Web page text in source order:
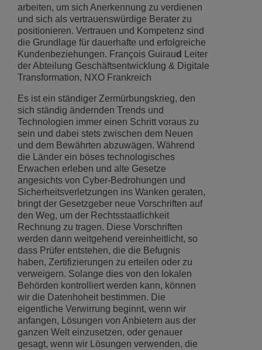
arbeiten, um sich Anerkennung zu verdienen
und sich als vertrauenswürdige Berater zu
positionieren. Vertrauen und Kompetenz sind
die Grundlage für dauerhafte und erfolgreiche
Kundenbeziehungen. François Guiraud Leiter
der Abteilung Geschäftsentwicklung & Digitale
Transformation, NXO Frankreich
Es ist ein ständiger Zermürbungskrieg, den
sich ständig ändernden Trends und
Technologien immer einen Schritt voraus zu
sein und dabei stets zwischen dem Neuen
und dem Bewährten abzuwägen. Während
die Länder ein böses technologisches
Erwachen erleben und alte Gesetze
angesichts von Cyber-Bedrohungen und
Sicherheitsverletzungen ins Wanken geraten,
bringt der Gesetzgeber neue Vorschriften auf
den Weg, um der Rechtsstaatlichkeit
Rechnung zu tragen. Diese Vorschriften
werden dann weitgehend vereinheitlicht, so
dass Prüfer entstehen, die die Befugnis
haben, Zertifizierungen zu erteilen oder zu
verweigern. Solange dies von den lokalen
Behörden kontrolliert werden kann, können
wir die Datenhoheit bestimmen. Die
eigentliche Verwirrung beginnt, wenn wir
anfangen, Lösungen von Anbietern aus der
ganzen Welt einzusetzen, oder genauer
gesagt, wenn wir Lösungen verwenden, die